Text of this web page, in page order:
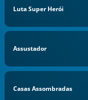
Luta Super Herói
Assustador
Casas Assombradas